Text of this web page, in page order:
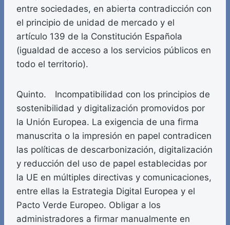
entre sociedades, en abierta contradicción con
el principio de unidad de mercado y el
artículo 139 de la Constitución Española
(igualdad de acceso a los servicios públicos en
todo el territorio).
Quinto. Incompatibilidad con los principios de
sostenibilidad y digitalización promovidos por
la Unión Europea. La exigencia de una firma
manuscrita o la impresión en papel contradicen
las políticas de descarbonización, digitalización
y reducción del uso de papel establecidas por
la UE en múltiples directivas y comunicaciones,
entre ellas la Estrategia Digital Europea y el
Pacto Verde Europeo. Obligar a los
administradores a firmar manualmente en